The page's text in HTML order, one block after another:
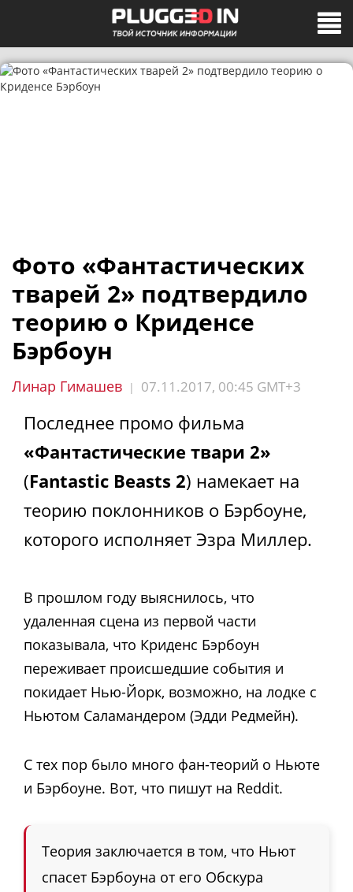
Фото «Фантастических
тварей 2» подтвердило
теорию о Криденсе
Бэрбоун
Линар Гимашев | 07.11.2017, 00:45 GMT+3
Последнее промо фильма
«Фантастические твари 2»
(Fantastic Beasts 2) намекает на
теорию поклонников о Бэрбоуне,
которого исполняет Эзра Миллер.
В прошлом году выяснилось, что
удаленная сцена из первой части
показывала, что Криденс Бэрбоун
переживает происшедшие события и
покидает Нью-Йорк, возможно, на лодке с
Ньютом Саламандером (Эдди Редмейн).
С тех пор было много фан-теорий о Ньюте
и Бэрбоуне. Вот, что пишут на Reddit.
Теория заключается в том, что Ньют
спасет Бэрбоуна от его Обскура